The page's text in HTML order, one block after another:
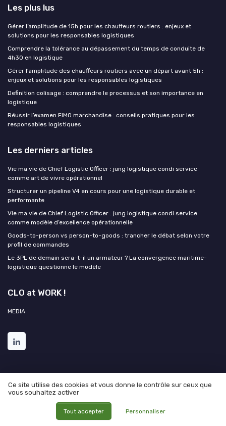
Les plus lus
Gérer l’amplitude de 15h pour les chauffeurs routiers : enjeux et
solutions pour les responsables logistiques
Comprendre la tolérance au dépassement du temps de conduite de
4h30 en logistique
Gérer l’amplitude des chauffeurs routiers avec un départ avant 5h :
enjeux et solutions pour les responsables logistiques
Definition colisage : comprendre le processus et son importance en
logistique
Réussir l’examen FIMO marchandise : conseils pratiques pour les
responsables logistiques
Les derniers articles
Vie ma vie de Chief Logistic Officer : jung logistique condi service
comme art de vivre opérationnel
Structurer un pipeline V4 en cours pour une logistique durable et
performante
Vie ma vie de Chief Logistic Officer : jung logistique condi service
comme modèle d’excellence opérationnelle
Goods-to-person vs person-to-goods : trancher le débat selon votre
profil de commandes
Le 3PL de demain sera-t-il un armateur ? La convergence maritime-
logistique questionne le modèle
CLO at WORK !
MEDIA
enquête 2025 sur l'IA et les directions logistiques
© CLO at WORK ! 2026
Ce site utilise des cookies et vous donne le contrôle sur ceux que
vous souhaitez activer
Tout accepter Personnaliser